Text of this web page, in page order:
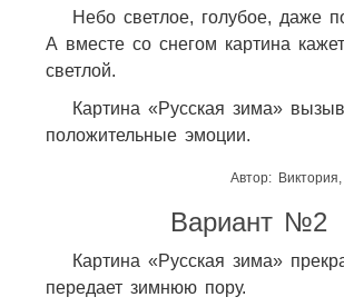
Небо светлое, голубое, даже
А вместе со снегом картина
светлой.
Картина «Русская зима»
положительные эмоции.
Автор:
Вариант №2
Картина «Русская зима»
передает зимнюю пору.